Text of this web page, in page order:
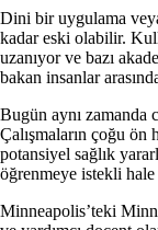
Dini bir uygulama
kadar eski olabilir.
uzanıyor ve bazı
bakan insanlar
Bugün aynı zamanda
Çalışmaların çoğu ön
potansiyel sağlık
öğrenmeye istekli
Minneapolis’teki